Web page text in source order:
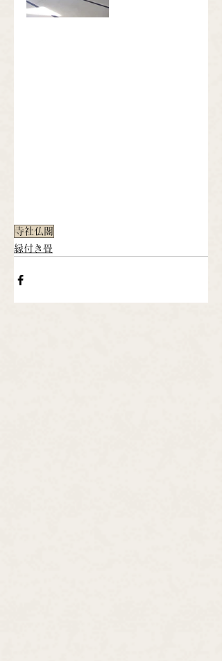
寺社仏閣
縁付き畳